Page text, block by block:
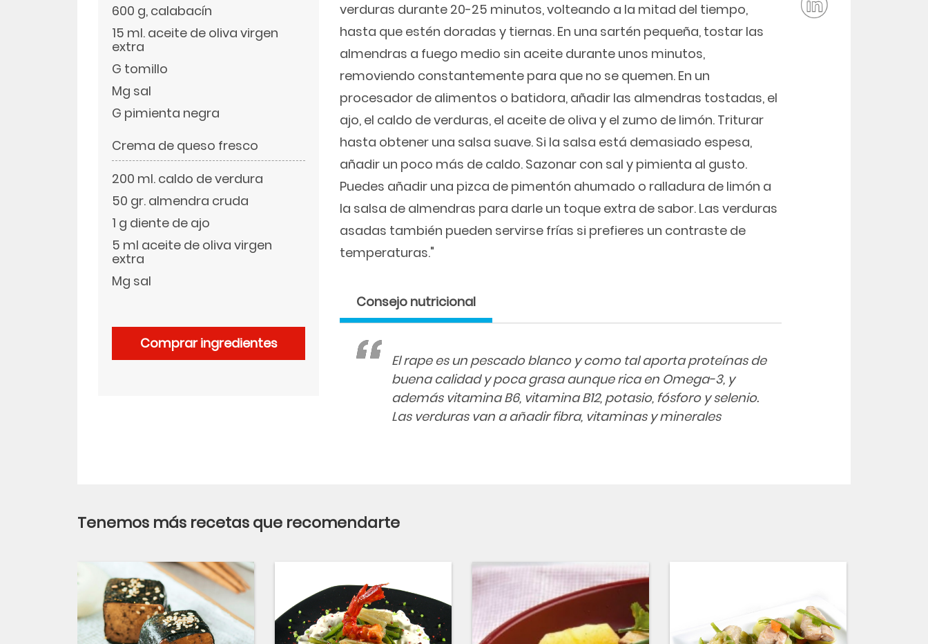
verduras durante 20-25 minutos, volteando a la mitad del tiempo,
hasta que estén doradas y tiernas. En una sartén pequeña, tostar las
almendras a fuego medio sin aceite durante unos minutos,
removiendo constantemente para que no se quemen. En un
procesador de alimentos o batidora, añadir las almendras tostadas, el
ajo, el caldo de verduras, el aceite de oliva y el zumo de limón. Triturar
hasta obtener una salsa suave. Si la salsa está demasiado espesa,
añadir un poco más de caldo. Sazonar con sal y pimienta al gusto.
Puedes añadir una pizca de pimentón ahumado o ralladura de limón a
la salsa de almendras para darle un toque extra de sabor. Las verduras
asadas también pueden servirse frías si prefieres un contraste de
temperaturas."
Consejo nutricional
El rape es un pescado blanco y como tal aporta proteínas de
buena calidad y poca grasa aunque rica en Omega-3, y
además vitamina B6, vitamina B12, potasio, fósforo y selenio.
Las verduras van a añadir fibra, vitaminas y minerales
600 g, calabacín
15 ml. aceite de oliva virgen
extra
G tomillo
Mg sal
G pimienta negra
Crema de queso fresco
200 ml. caldo de verdura
50 gr. almendra cruda
1 g diente de ajo
5 ml aceite de oliva virgen
extra
Mg sal
Comprar ingredientes
Tenemos más recetas que recomendarte